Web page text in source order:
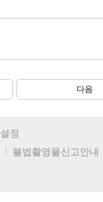
다음
설정
불법촬영물신고안내